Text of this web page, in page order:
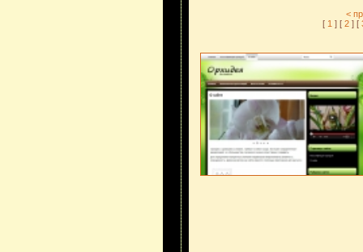
<
[1 ] [2 ] [